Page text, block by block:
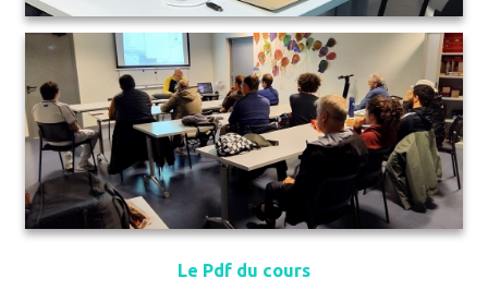
Le Pdf du cours